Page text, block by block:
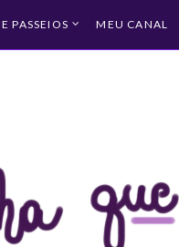
PASSEIOS MEU CANAL